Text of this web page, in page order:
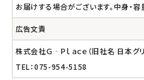
お届けする場合がございます。中身・容
広告文責
株式会社Ｇ‐Ｐｌａｃｅ（旧社名 日本グ
TEL：075-954-5158